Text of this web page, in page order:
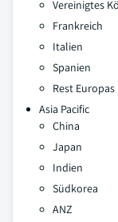
Vereinigtes
Frankreich
Italien
Spanien
Rest Europas
Asia Pacific
China
Japan
Indien
Südkorea
ANZ